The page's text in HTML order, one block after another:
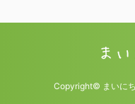
Copyright© まいに